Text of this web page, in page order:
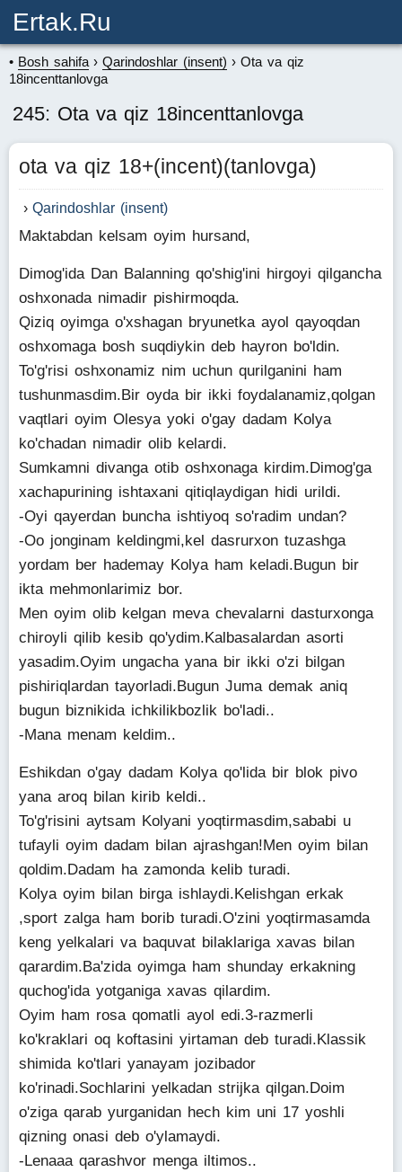
Ertak.ru
Bosh sahifa Qarindoshlar (insent)
Ota va qiz
18incenttanlovga
245: Ota va qiz 18incenttanlovga
ota va qiz 18+(incent)(tanlovga)
Qarindoshlar (insent)
Maktabdan kelsam oyim hursand,
Dimog'ida Dan Balanning qo'shig'ini hirgoyi qilgancha
oshxonada nimadir pishirmoqda.
Qiziq oyimga o'xshagan bryunetka ayol qayoqdan
oshxomaga bosh suqdiykin deb hayron bo'ldin.
To'g'risi oshxonamiz nim uchun qurilganini ham
tushunmasdim.Bir oyda bir ikki foydalanamiz,qolgan
vaqtlari oyim Olesya yoki o'gay dadam Kolya
ko'chadan nimadir olib kelardi.
Sumkamni divanga otib oshxonaga kirdim.Dimog'ga
xachapurining ishtaxani qitiqlaydigan hidi urildi.
-Oyi qayerdan buncha ishtiyoq so'radim undan?
-Oo jonginam keldingmi,kel dasrurxon tuzashga
yordam ber hademay Kolya ham keladi.Bugun bir
ikta mehmonlarimiz bor.
Men oyim olib kelgan meva chevalarni dasturxonga
chiroyli qilib kesib qo'ydim.Kalbasalardan asorti
yasadim.Oyim ungacha yana bir ikki o'zi bilgan
pishiriqlardan tayorladi.Bugun Juma demak aniq
bugun biznikida ichkilikbozlik bo'ladi..
-Mana menam keldim..
Eshikdan o'gay dadam Kolya qo'lida bir blok pivo
yana aroq bilan kirib keldi..
To'g'risini aytsam Kolyani yoqtirmasdim,sababi u
tufayli oyim dadam bilan ajrashgan!Men oyim bilan
qoldim.Dadam ha zamonda kelib turadi.
Kolya oyim bilan birga ishlaydi.Kelishgan erkak
,sport zalga ham borib turadi.O'zini yoqtirmasamda
keng yelkalari va baquvat bilaklariga xavas bilan
qarardim.Ba'zida oyimga ham shunday erkakning
quchog'ida yotganiga xavas qilardim.
Oyim ham rosa qomatli ayol edi.3-razmerli
ko'kraklari oq koftasini yirtaman deb turadi.Klassik
shimida ko'tlari yanayam jozibador
ko'rinadi.Sochlarini yelkadan strijka qilgan.Doim
o'ziga qarab yurganidan hech kim uni 17 yoshli
qizning onasi deb o'ylamaydi.
-Lenaaa qarashvor menga iltimos..